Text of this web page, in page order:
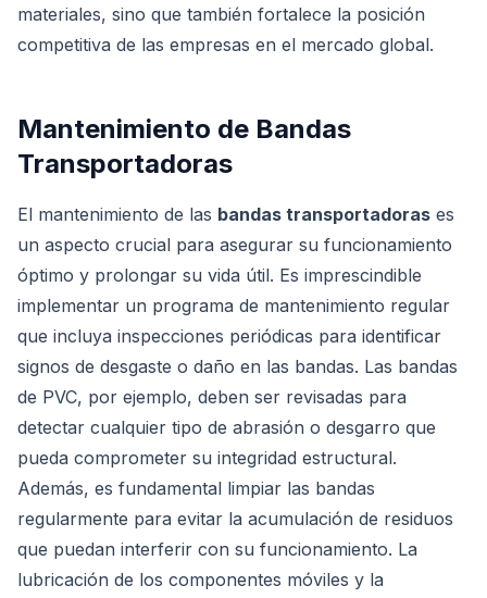
materiales, sino que también fortalece la posición
competitiva de las empresas en el mercado global.
Mantenimiento de Bandas
Transportadoras
El mantenimiento de las bandas transportadoras es
un aspecto crucial para asegurar su funcionamiento
óptimo y prolongar su vida útil. Es imprescindible
implementar un programa de mantenimiento regular
que incluya inspecciones periódicas para identificar
signos de desgaste o daño en las bandas. Las bandas
de PVC, por ejemplo, deben ser revisadas para
detectar cualquier tipo de abrasión o desgarro que
pueda comprometer su integridad estructural.
Además, es fundamental limpiar las bandas
regularmente para evitar la acumulación de residuos
que puedan interferir con su funcionamiento. La
lubricación de los componentes móviles y la